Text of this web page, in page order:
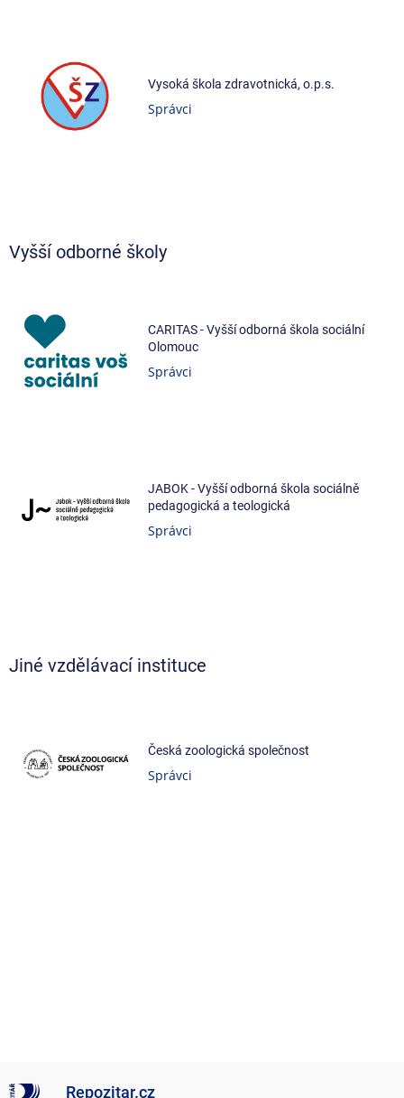
Vysoká škola zdravotnická, o.p.s.
Správci
Vyšší odborné školy
CARITAS - Vyšší odborná škola sociální
Olomouc
Správci
JABOK - Vyšší odborná škola sociálně
pedagogická a teologická
Správci
Jiné vzdělávací instituce
Česká zoologická společnost
Správci
Repozitar.cz